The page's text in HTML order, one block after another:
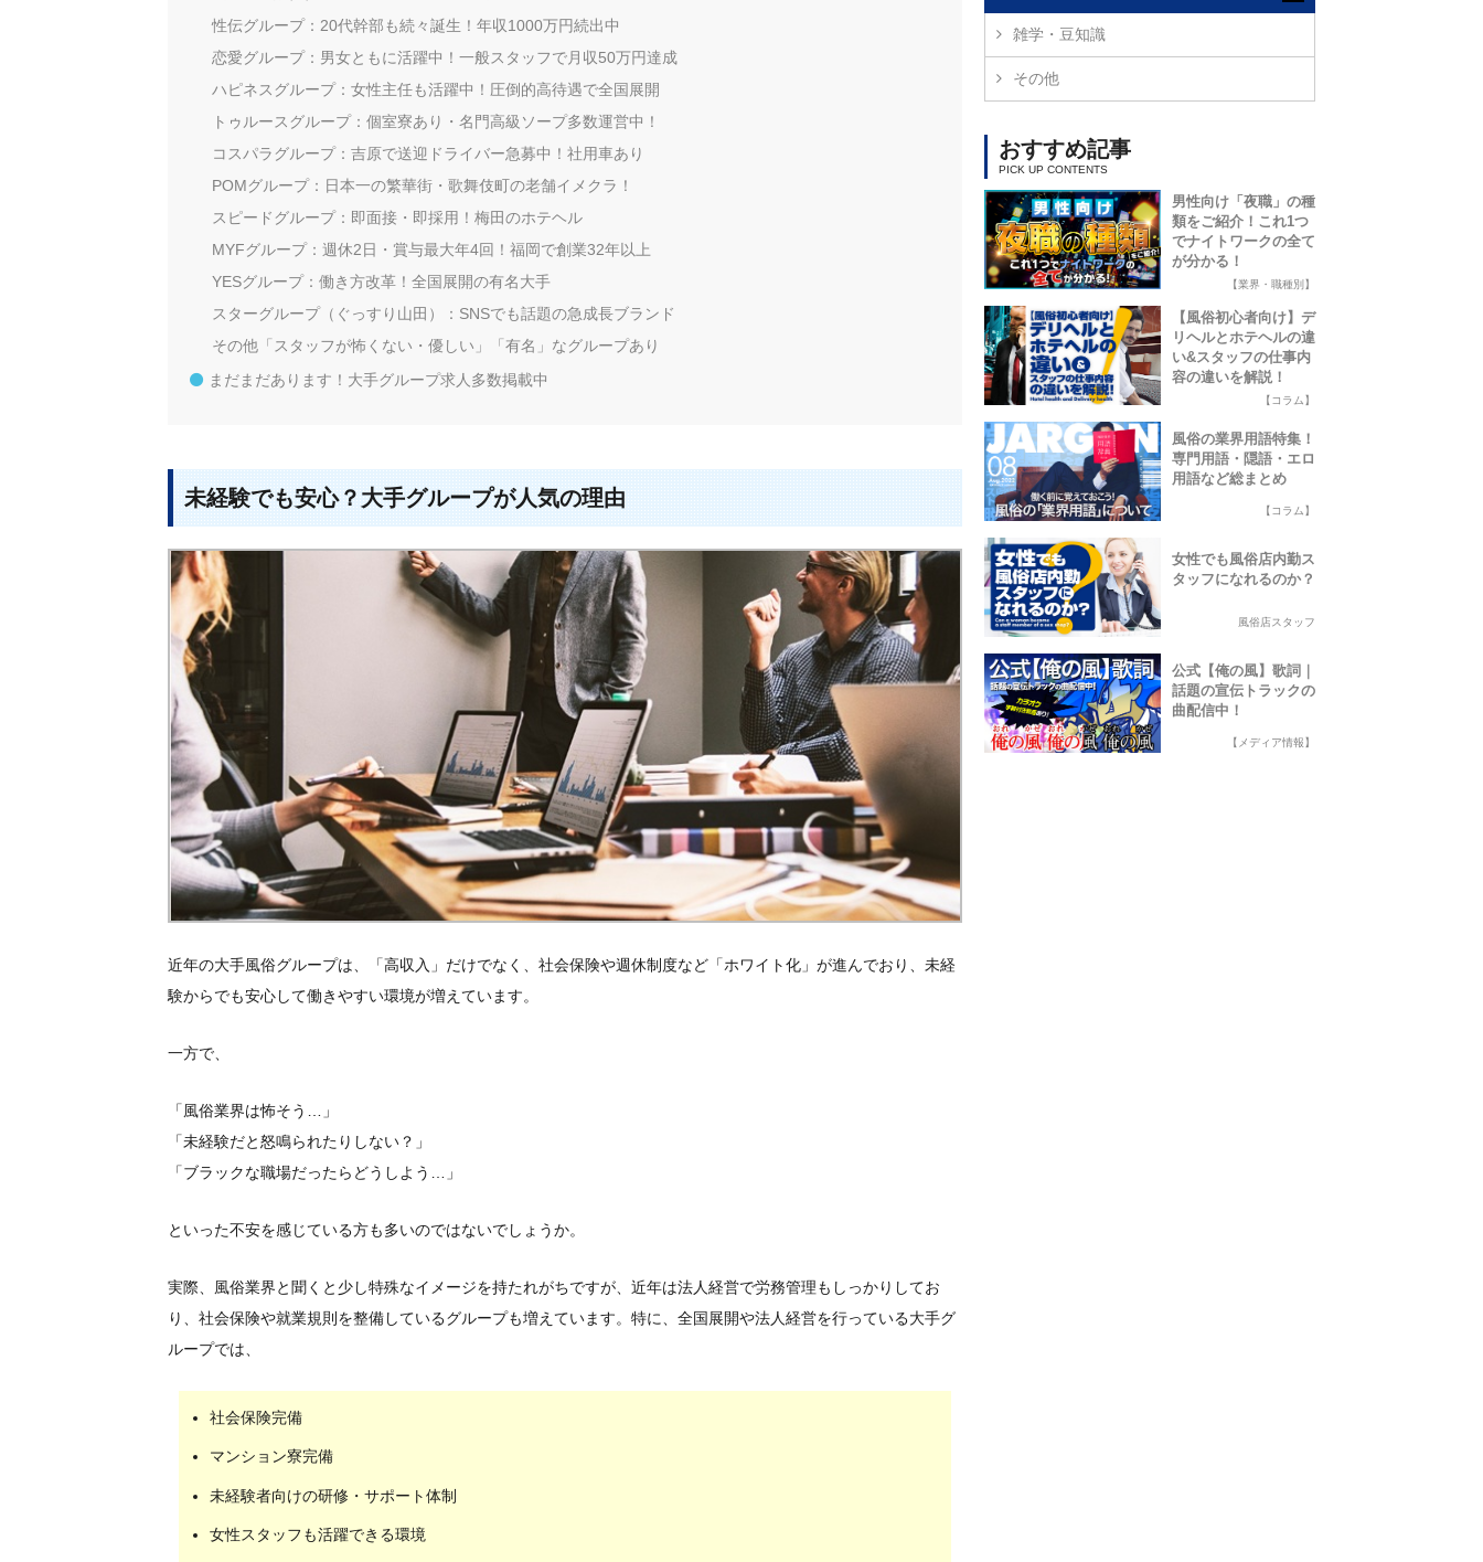
性伝グループ：20代幹部も続々誕生！年収1000万円続出中
恋愛グループ：男女ともに活躍中！一般スタッフで月収50万円達成
ハピネスグループ：女性主任も活躍中！圧倒的高待遇で全国展開
トゥルースグループ：個室寮あり・名門高級ソープ多数運営中！
コスパラグループ：吉原で送迎ドライバー急募中！社用車あり
POMグループ：日本一の繁華街・歌舞伎町の老舗イメクラ！
スピードグループ：即面接・即採用！梅田のホテヘル
MYFグループ：週休2日・賞与最大年4回！福岡で創業32年以上
YESグループ：働き方改革！全国展開の有名大手
スターグループ（ぐっすり山田）：SNSでも話題の急成長ブランド
その他「スタッフが怖くない・優しい」「有名」なグループあり
まだまだあります！大手グループ求人多数掲載中
未経験でも安心？大手グループが人気の理由
近年の大手風俗グループは、「高収入」だけでなく、社会保険や週休制度など「ホワイト化」が進んでおり、未経
験からでも安心して働きやすい環境が増えています。
一方で、
「風俗業界は怖そう…」
「未経験だと怒鳴られたりしない？」
「ブラックな職場だったらどうしよう…」
といった不安を感じている方も多いのではないでしょうか。
実際、風俗業界と聞くと少し特殊なイメージを持たれがちですが、近年は法人経営で労務管理もしっかりしてお
り、社会保険や就業規則を整備しているグループも増えています。特に、全国展開や法人経営を行っている大手グ
ループでは、
社会保険完備
マンション寮完備
未経験者向けの研修・サポート体制
女性スタッフも活躍できる環境
雑学・豆知識
その他
おすすめ記事
男性向け「夜職」の種
類をご紹介！これ1つ
でナイトワークの全て
が分かる！
【業界・職種別】
【風俗初心者向け】デ
リヘルとホテヘルの違
い&スタッフの仕事内
容の違いを解説！
【コラム】
風俗の業界用語特集！
専門用語・隠語・エロ
用語など総まとめ
【コラム】
女性でも風俗店内勤ス
タッフになれるのか？
風俗店スタッフ
公式【俺の風】歌詞｜
話題の宣伝トラックの
曲配信中！
【メディア情報】